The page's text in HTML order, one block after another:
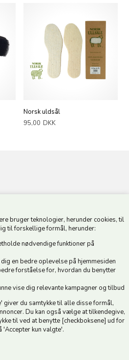
bruger teknologier, herunder cookies, til
til forskellige formål, herunder:
nødvendige funktioner på
en bedre oplevelse på hjemmesiden
forståelse for, hvordan du benytter
vise dig relevante kampagner og tilbud
giver du samtykke til alle disse formål,
Du kan også vælge at tilkendegive,
til ved at benytte [checkboksene] ud for
kun valgte'.
Norsk uldsål
95,00 DKK
17.00 | Middagslukket 12.00-12.30 |
og modtag gode tilbud :)